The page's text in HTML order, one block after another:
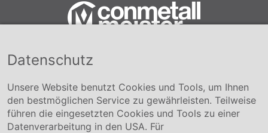
Conmetall Meister GmbH
+49 5141-180
info@conmetallmeister.de
www.conmetallmeister.de
Unternehmen
Datenschutz
Unsere Website benutzt Cookies und Tools, um Ihnen
den bestmöglichen Service zu gewährleisten. Teilweise
führen die eingesetzten Cookies und Tools zu einer
Datenverarbeitung in den USA. Für